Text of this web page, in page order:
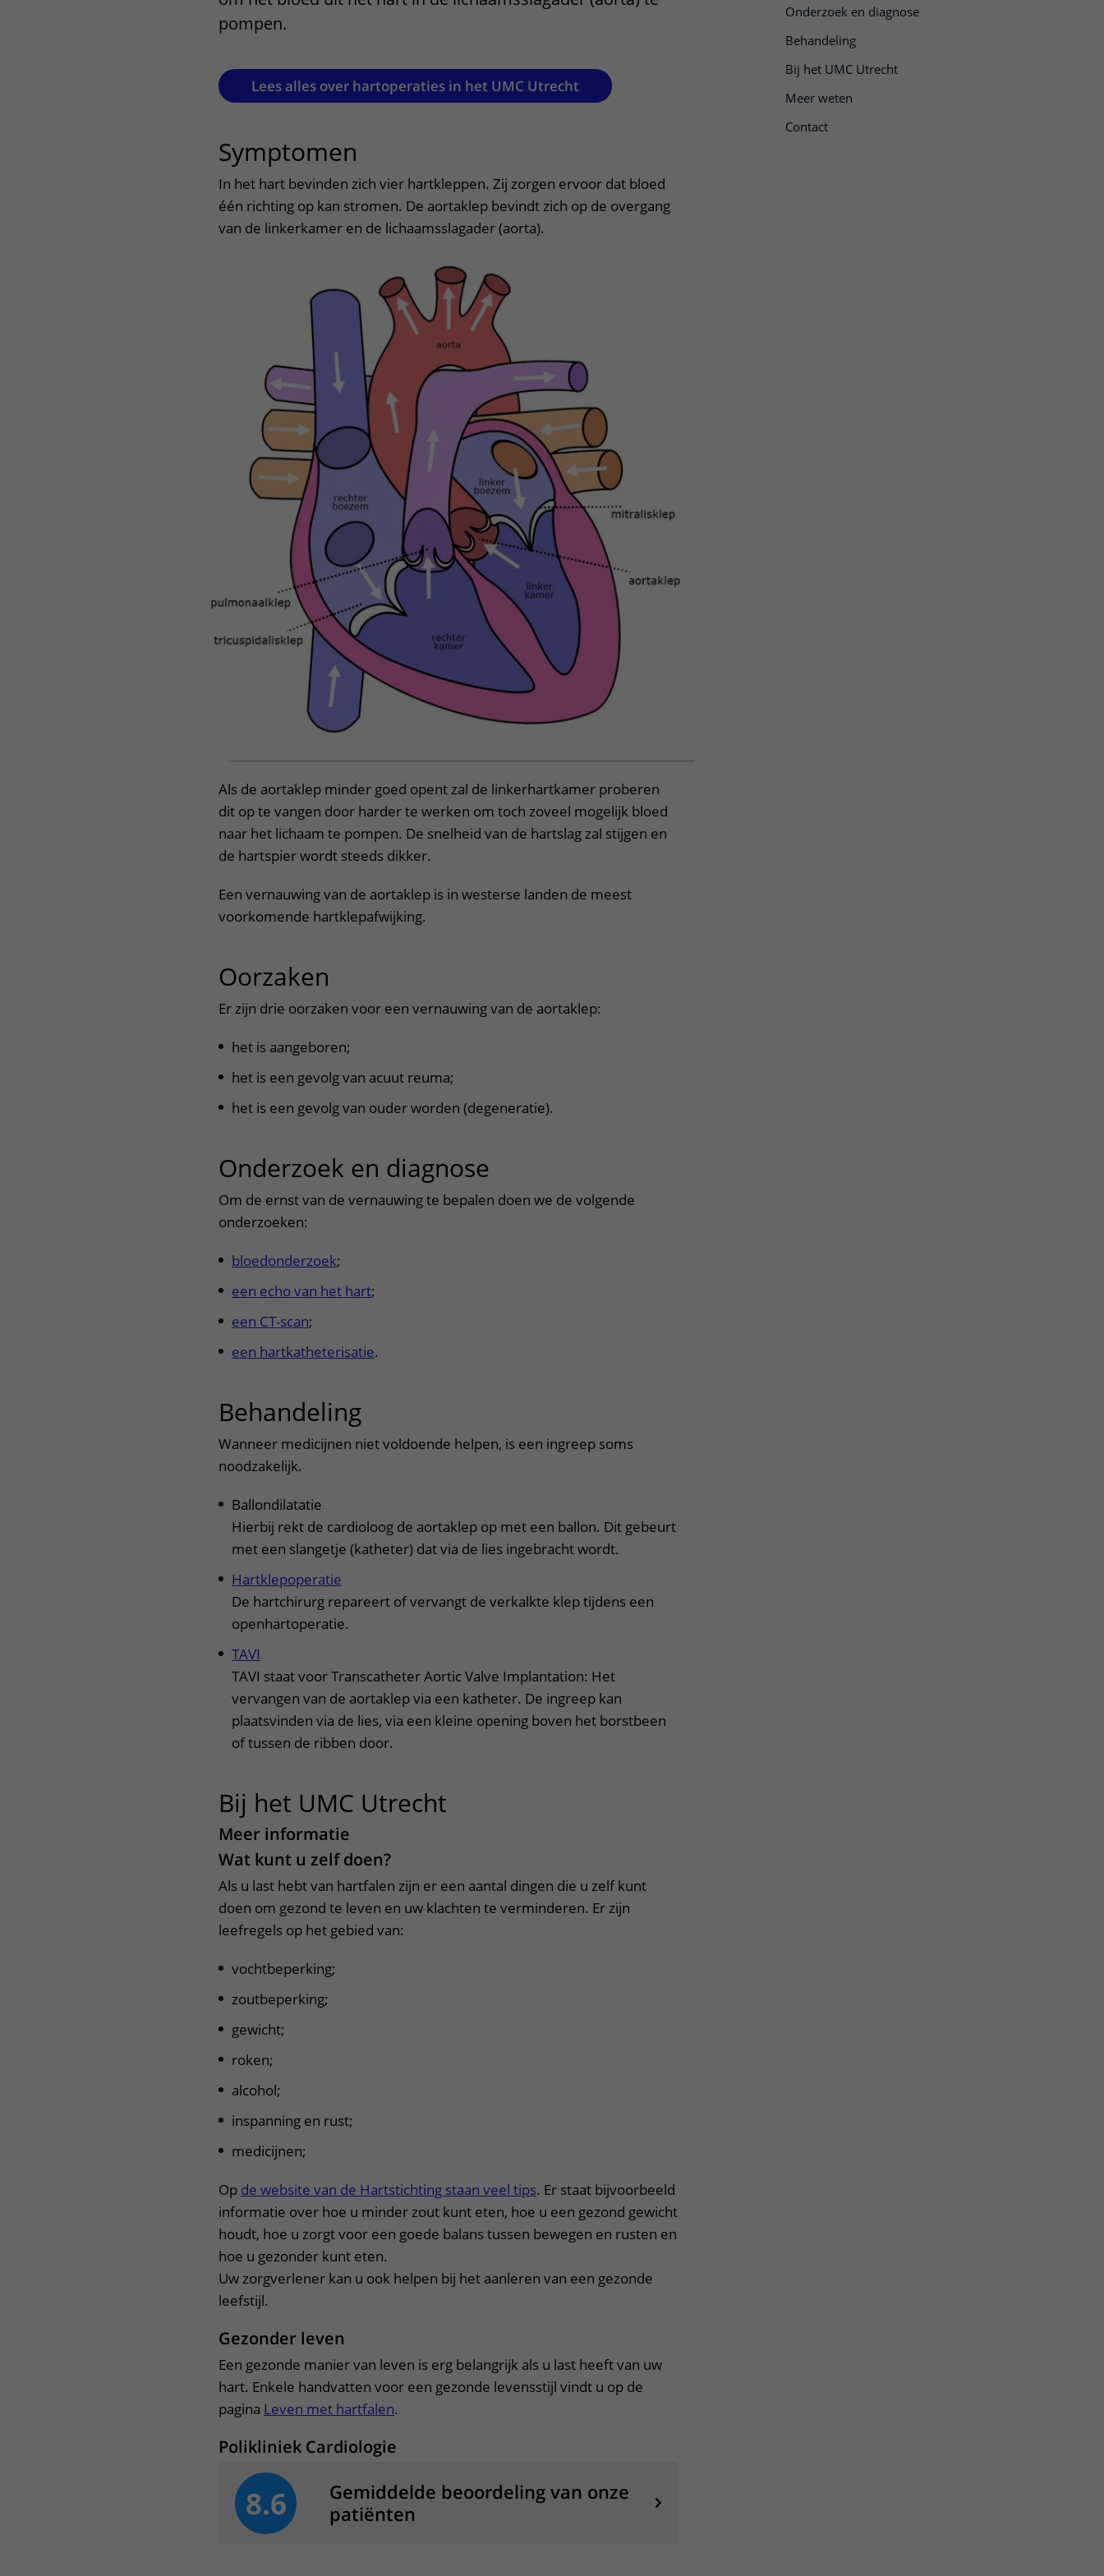
Bezoektijden
Kinderziekenhuis
Onderzoek en diagnose
Behandeling
Bij het UMC Utrecht
Meer weten
Contact
pompen.
Lees alles over hartoperaties in het UMC Utrecht
Symptomen
In het hart bevinden zich vier hartkleppen. Zij zorgen ervoor dat bloed
één richting op kan stromen. De aortaklep bevindt zich op de overgang
van de linkerkamer en de lichaamsslagader (aorta).
Als de aortaklep minder goed opent zal de linkerhartkamer proberen
dit op te vangen door harder te werken om toch zoveel mogelijk bloed
naar het lichaam te pompen. De snelheid van de hartslag zal stijgen en
de hartspier wordt steeds dikker.
Een vernauwing van de aortaklep is in westerse landen de meest
voorkomende hartklepafwijking.
Oorzaken
Er zijn drie oorzaken voor een vernauwing van de aortaklep:
het is aangeboren;
het is een gevolg van acuut reuma;
het is een gevolg van ouder worden (degeneratie).
Onderzoek en diagnose
Om de ernst van de vernauwing te bepalen doen we de volgende
onderzoeken:
bloedonderzoek;
een echo van het hart;
een CT-scan;
een hartkatheterisatie.
Behandeling
Wanneer medicijnen niet voldoende helpen, is een ingreep soms
noodzakelijk.
Ballondilatatie
Hierbij rekt de cardioloog de aortaklep op met een ballon. Dit gebeurt
met een slangetje (katheter) dat via de lies ingebracht wordt.
Hartklepoperatie
De hartchirurg repareert of vervangt de verkalkte klep tijdens een
openhartoperatie.
TAVI
TAVI staat voor Transcatheter Aortic Valve Implantation: Het
vervangen van de aortaklep via een katheter. De ingreep kan
plaatsvinden via de lies, via een kleine opening boven het borstbeen
of tussen de ribben door.
Bij het UMC Utrecht
Meer informatie
Wat kunt u zelf doen?
Als u last hebt van hartfalen zijn er een aantal dingen die u zelf kunt
doen om gezond te leven en uw klachten te verminderen. Er zijn
leefregels op het gebied van:
vochtbeperking;
zoutbeperking;
gewicht;
roken;
alcohol;
inspanning en rust;
medicijnen;
Op de website van de Hartstichting staan veel tips. Er staat bijvoorbeeld
informatie over hoe u minder zout kunt eten, hoe u een gezond gewicht
houdt, hoe u zorgt voor een goede balans tussen bewegen en rusten en
hoe u gezonder kunt eten.
Uw zorgverlener kan u ook helpen bij het aanleren van een gezonde
leefstijl.
Gezonder leven
Een gezonde manier van leven is erg belangrijk als u last heeft van uw
hart. Enkele handvatten voor een gezonde levensstijl vindt u op de
pagina Leven met hartfalen.
Polikliniek Cardiologie
8.6
Gemiddelde beoordeling van onze
patiënten